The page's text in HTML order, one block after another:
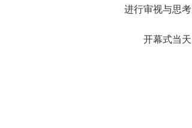
进行审视与思考
开幕式当